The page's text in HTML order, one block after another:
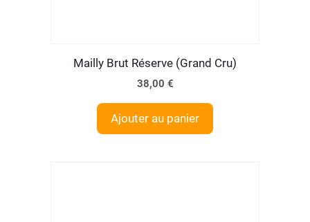
Mailly Brut Réserve (Grand Cru)
38,00 €
Ajouter au panier